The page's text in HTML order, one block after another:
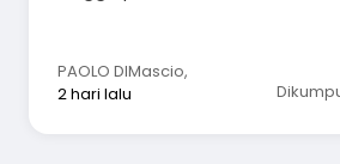
PAOLO DIMascio,
2 hari lalu